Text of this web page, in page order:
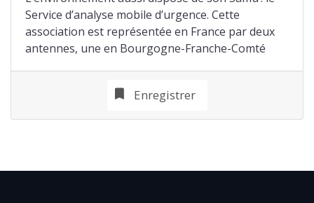
Service d’analyse mobile d’urgence. Cette
association est représentée en France par deux
antennes, une en Bourgogne-Franche-Comté
Enregistrer